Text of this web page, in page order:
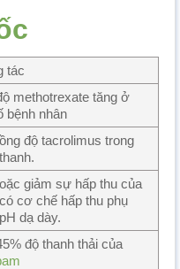
tác
methotrexate tăng ở
bệnh nhân
độ tacrolimus trong
giảm sự hấp thu của
cơ chế hấp thu phụ
dạ dày.
độ thanh thải của